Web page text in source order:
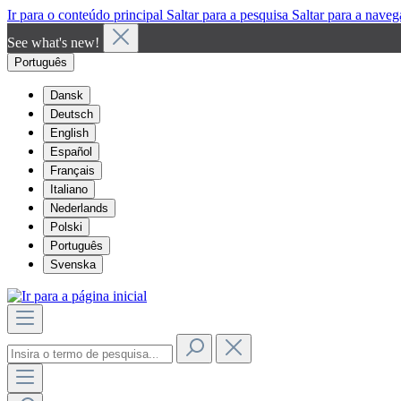
Ir para o conteúdo principal Saltar para a pesquisa Saltar para a
See what's new!
Português
Dansk
Deutsch
English
Español
Français
Italiano
Nederlands
Polski
Português
Svenska